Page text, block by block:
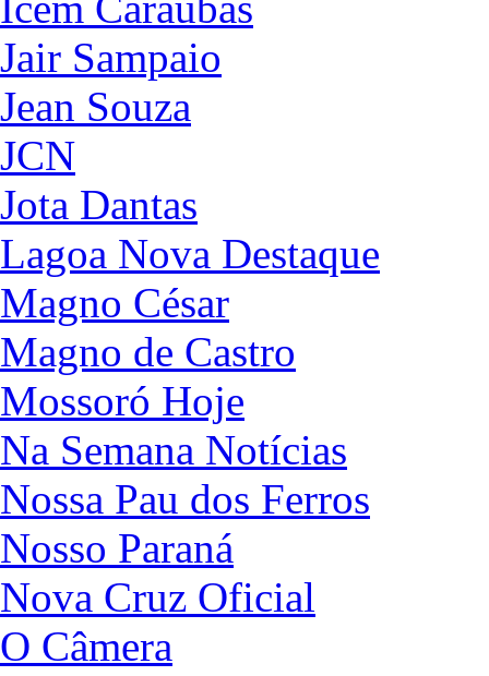
Jair Sampaio
Jean Souza
JCN
Jota Dantas
Lagoa Nova Destaque
Magno César
Magno de Castro
Mossoró Hoje
Na Semana Notícias
Nossa Pau dos Ferros
Nosso Paraná
Nova Cruz Oficial
O Câmera